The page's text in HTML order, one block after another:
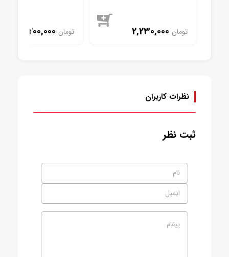
2,230,000 تومان 3,200,000 تومان
نظرات کاربران
ثبت نظر